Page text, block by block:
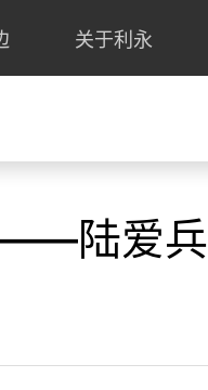
关于利永
——陆爱兵